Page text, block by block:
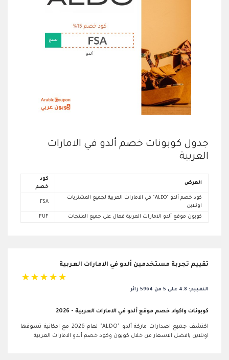
جدول كوبونات خصم ألدو في الامارات
العربية
العرض
كود
خصم
كود خصم ألدو "ALDO" في الامارات العربية لجميع المشتريات
اونلاين
FSA
كوبون موقع ألدو الامارات العربية فعال على جميع المنتجات FUF
تقييم تجربة مستخدمين ألدو في الامارات العربية
☆ ☆ ☆ ☆ ☆
التقييم: 4.8 على 5 من 5964 زائر
كوبونات واكواد خصم موقع ألدو في الامارات العربية - 2026
اكتشف جميع اصدارات ماركة ألدو "ALDO" لعام 2026 مع امكانية تسوقها
اونلاين بافضل الاسعار من خلال كوبون وكود خصم ألدو الامارات العربية